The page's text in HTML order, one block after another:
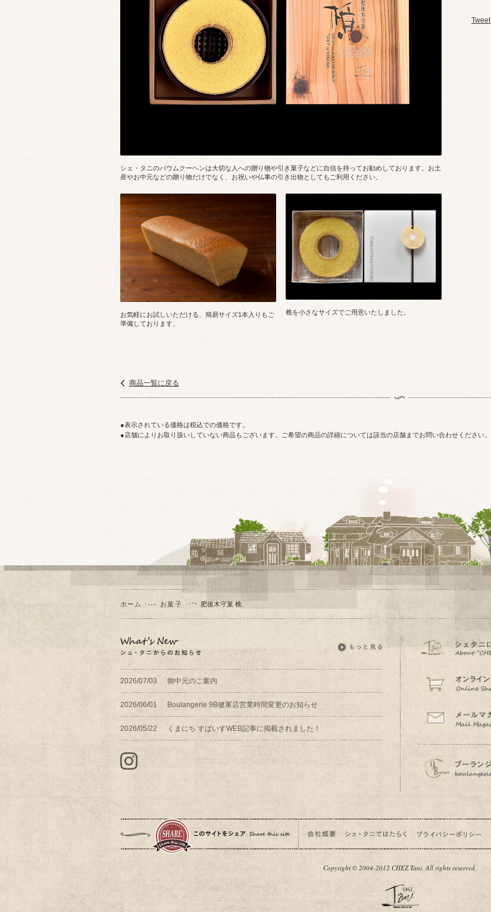
Tweet
シェ・タニのバウムクーヘンは大切な人への贈り物や引き菓子などに自信を持ってお勧めしております。お土
産やお中元などの贈り物だけでなく、お祝いや仏事の引き出物としてもご利用ください。
お気軽にお試しいただける、簡易サイズ1本入りもご
準備しております。
樵を小さなサイズでご用意いたしました。
商品一覧に戻る
表示されている価格は税込での価格です。
店舗によりお取り扱いしていない商品もございます。ご希望の商品の詳細については該当の店舗までお問い合わせください。
ホーム お菓子 肥後木守菓 樵
2026/07/03 御中元のご案内
2026/06/01 Boulangerie 9B健軍店営業時間変更のお知らせ
2026/05/22 くまにち すぱいすWEB記事に掲載されました！
Copyright © 2004-2012 CHEZ Tani. All rights reserved.